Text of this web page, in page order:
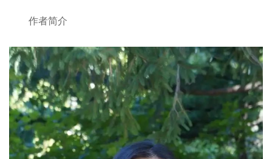
作者简介